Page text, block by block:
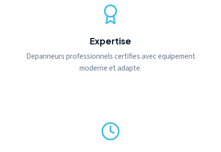
Expertise
Depanneurs professionnels certifies avec equipement
moderne et adapte.